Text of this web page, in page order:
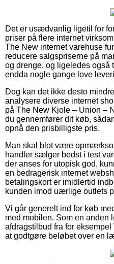
Det er usædvanlig ligetil for
priser på flere internet
The New internet varehuse
reducere salgspriserne på
og drenge, og ligeledes også
endda nogle gange love
Dog kan det ikke desto
analysere diverse internet
på The New Kjole – Union –
du gennemfører dit køb,
opnå den prisbilligste pris.
Man skal blot være
handler sælger bedst i test
der anses for utopisk god,
en bedragerisk internet
betalingskort er imidlertid
kunden imod uærlige outlets
Vi går generelt ind for køb
med mobilen. Som en anden
afdragstilbud fra for
at godtgøre beløbet over en